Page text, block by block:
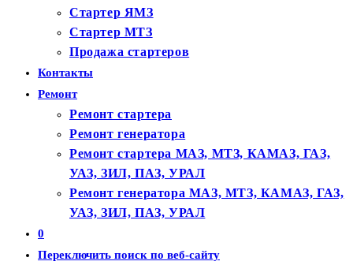
Стартер ЯМЗ
Стартер МТЗ
Продажа стартеров
Контакты
Ремонт
Ремонт стартера
Ремонт генератора
Ремонт стартера МАЗ, МТЗ, КАМАЗ, ГАЗ,
УАЗ, ЗИЛ, ПАЗ, УРАЛ
Ремонт генератора МАЗ, МТЗ, КАМАЗ, ГАЗ,
УАЗ, ЗИЛ, ПАЗ, УРАЛ
0
Переключить поиск по веб-сайту